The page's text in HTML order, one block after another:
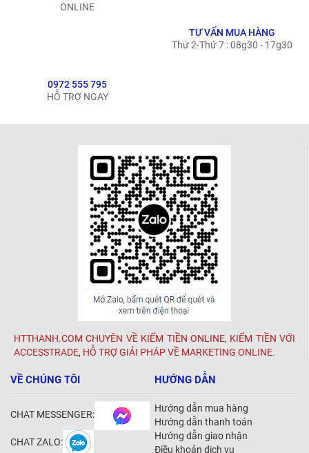
ONLINE
TƯ VẤN MUA HÀNG
Thứ 2-Thứ 7 : 08g30 - 17g30
0972 555 795
HỖ TRỢ NGAY
HTTHANH.COM CHUYÊN VỀ KIẾM TIỀN ONLINE, KIẾM TIỀN VỚI
ACCESSTRADE, HỖ TRỢ GIẢI PHÁP VỀ MARKETING ONLINE.
VỀ CHÚNG TÔI
CHAT MESSENGER:
CHAT ZALO:
HƯỚNG DẪN
Hướng dẫn mua hàng
Hướng dẫn thanh toán
Hướng dẫn giao nhận
Điều khoản dịch vụ